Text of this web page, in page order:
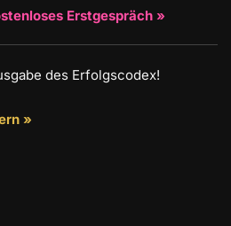
Erstgespräch »
des Erfolgscodex!
»